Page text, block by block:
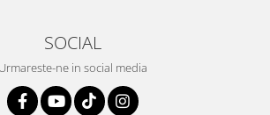
SOCIAL
Urmareste-ne in social media